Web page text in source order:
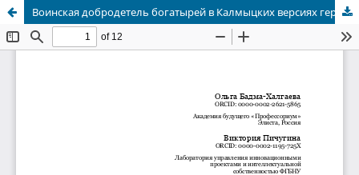
Воинская добродетель богатырей в Калмыцких версиях героического эпоса Джангар